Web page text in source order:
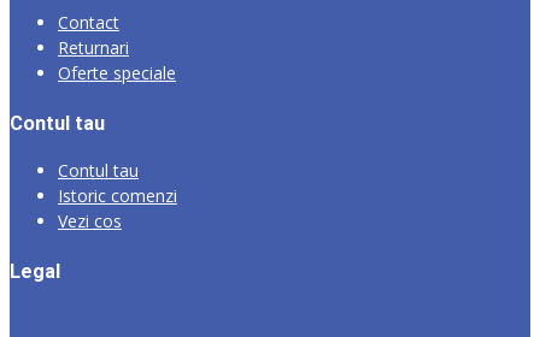
Contact
Returnari
Oferte speciale
Contul tau
Contul tau
Istoric comenzi
Vezi cos
Legal